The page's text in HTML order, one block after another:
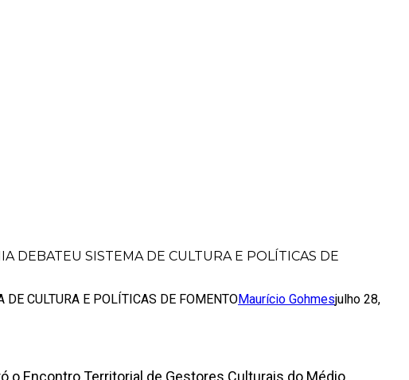
DEBATEU SISTEMA DE CULTURA E POLÍTICAS DE
DE CULTURA E POLÍTICAS DE FOMENTOMaurício Gohmesjulho 28,
o Encontro Territorial de Gestores Culturais do Médio